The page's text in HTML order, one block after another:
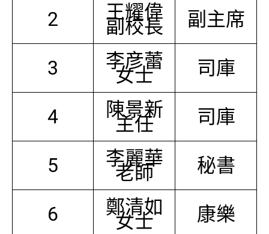
2 王耀偉
副校長 副主席
3 李彦蕾
女士 司庫
4 陳景新
主任 司庫
5 李麗華
老師 秘書
6 鄭清如
女士 康樂